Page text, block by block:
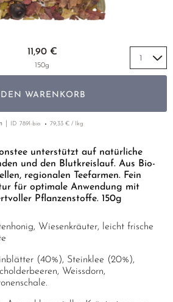
XIAN
unterstützt auf natürliche
und den Blutkreislauf. Aus Bio-
regionalen Teefarmen. Fein
für optimale Anwendung mit
Pflanzenstoffe. 150g
Wiesenkräuter, leicht frische
(40%), Steinklee (20%),
Weissdorn,
11,90 €
150g
WARENKORB
ID 7891-bio 79,33 € / 1kg